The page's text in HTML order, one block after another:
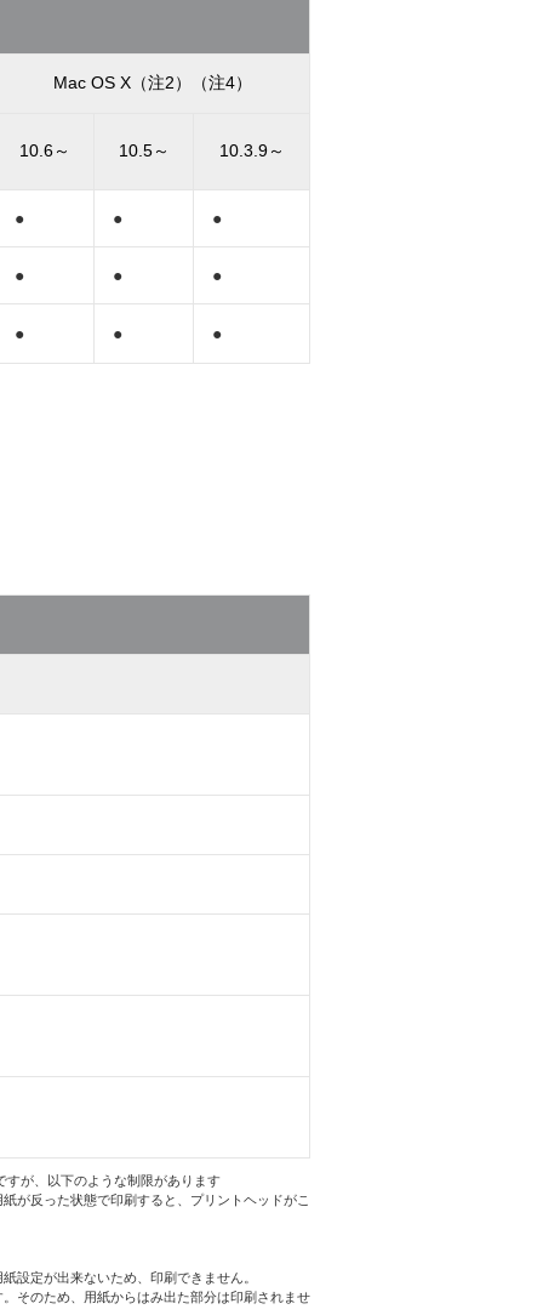
Mac OS X（注2）（注4）
10.6～ 10.5～ 10.3.9～
● ● ●
● ● ●
● ● ●
すが、以下のような制限があります
が反った状態で印刷すると、プリントヘッドがこ
設定が出来ないため、印刷できません。
そのため、用紙からはみ出た部分は印刷されませ